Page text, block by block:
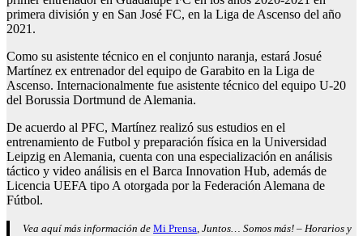
primera división y en San José FC, en la Liga de Ascenso del año
2021.
Como su asistente técnico en el conjunto naranja, estará Josué
Martínez ex entrenador del equipo de Garabito en la Liga de
Ascenso. Internacionalmente fue asistente técnico del equipo U-20
del Borussia Dortmund de Alemania.
De acuerdo al PFC, Martínez realizó sus estudios en el
entrenamiento de Futbol y preparación física en la Universidad
Leipzig en Alemania, cuenta con una especialización en análisis
táctico y video análisis en el Barca Innovation Hub, además de
Licencia UEFA tipo A otorgada por la Federación Alemana de
Fútbol.
Vea aquí más información de Mi Prensa, Juntos… Somos más! – Horarios y